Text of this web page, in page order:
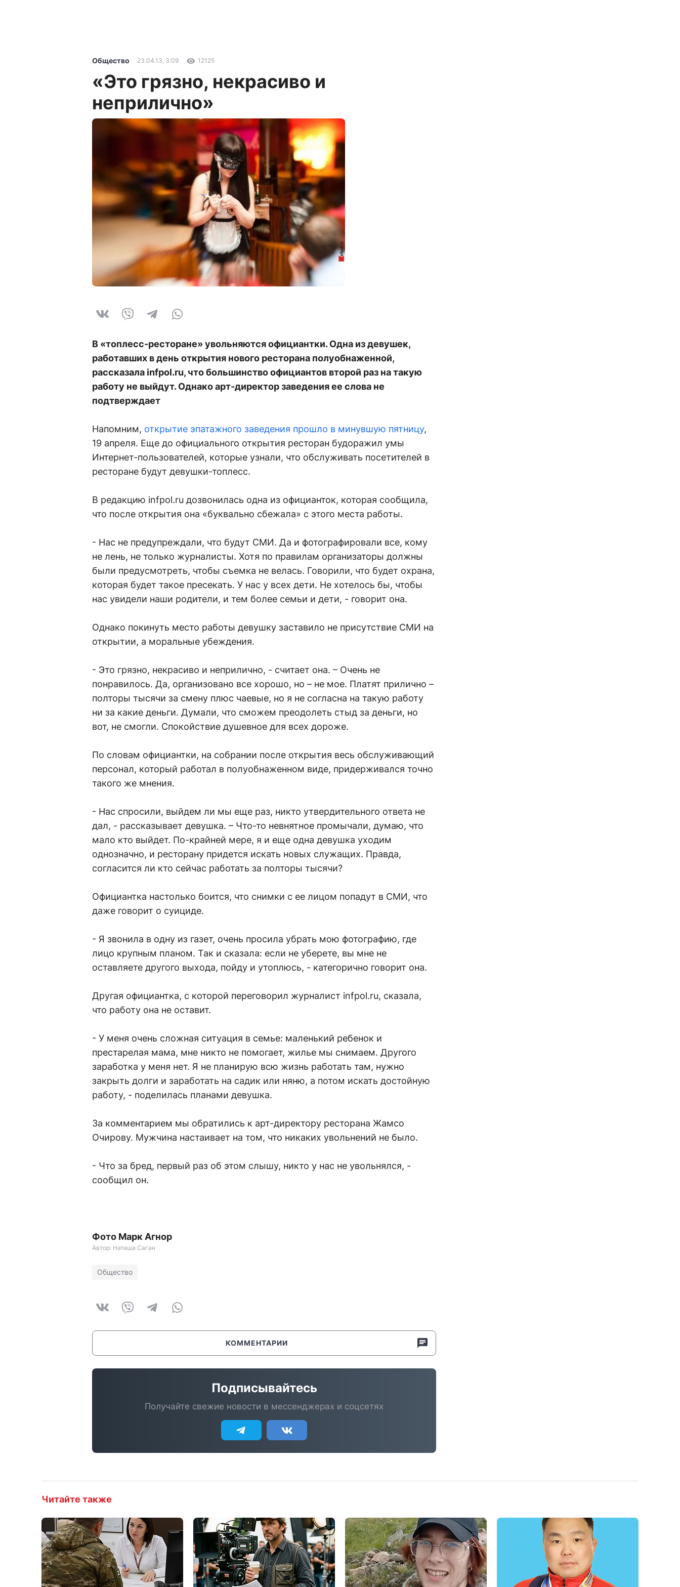
Общество 23.04.13, 3:09 12125
«Это грязно, некрасиво и
неприлично»
В «топлесс-ресторане» увольняются официантки. Одна из девушек,
работавших в день открытия нового ресторана полуобнаженной,
рассказала infpol.ru, что большинство официантов второй раз на такую
работу не выйдут. Однако арт-директор заведения ее слова не
подтверждает
Напомним, открытие эпатажного заведения прошло в минувшую пятницу,
19 апреля. Еще до официального открытия ресторан будоражил умы
Интернет-пользователей, которые узнали, что обслуживать посетителей в
ресторане будут девушки-топлесс.
В редакцию infpol.ru дозвонилась одна из официанток, которая сообщила,
что после открытия она «буквально сбежала» с этого места работы.
- Нас не предупреждали, что будут СМИ. Да и фотографировали все, кому
не лень, не только журналисты. Хотя по правилам организаторы должны
были предусмотреть, чтобы съемка не велась. Говорили, что будет охрана,
которая будет такое пресекать. У нас у всех дети. Не хотелось бы, чтобы
нас увидели наши родители, и тем более семьи и дети, - говорит она.
Однако покинуть место работы девушку заставило не присутствие СМИ на
открытии, а моральные убеждения.
- Это грязно, некрасиво и неприлично, - считает она. – Очень не
понравилось. Да, организовано все хорошо, но – не мое. Платят прилично –
полторы тысячи за смену плюс чаевые, но я не согласна на такую работу
ни за какие деньги. Думали, что сможем преодолеть стыд за деньги, но
вот, не смогли. Спокойствие душевное для всех дороже.
По словам официантки, на собрании после открытия весь обслуживающий
персонал, который работал в полуобнаженном виде, придерживался точно
такого же мнения.
- Нас спросили, выйдем ли мы еще раз, никто утвердительного ответа не
дал, - рассказывает девушка. – Что-то невнятное промычали, думаю, что
мало кто выйдет. По-крайней мере, я и еще одна девушка уходим
однозначно, и ресторану придется искать новых служащих. Правда,
согласится ли кто сейчас работать за полторы тысячи?
Официантка настолько боится, что снимки с ее лицом попадут в СМИ, что
даже говорит о суициде.
- Я звонила в одну из газет, очень просила убрать мою фотографию, где
лицо крупным планом. Так и сказала: если не уберете, вы мне не
оставляете другого выхода, пойду и утоплюсь, - категорично говорит она.
Другая официантка, с которой переговорил журналист infpol.ru, сказала,
что работу она не оставит.
- У меня очень сложная ситуация в семье: маленький ребенок и
престарелая мама, мне никто не помогает, жилье мы снимаем. Другого
заработка у меня нет. Я не планирую всю жизнь работать там, нужно
закрыть долги и заработать на садик или няню, а потом искать достойную
работу, - поделилась планами девушка.
За комментарием мы обратились к арт-директору ресторана Жамсо
Очирову. Мужчина настаивает на том, что никаких увольнений не было.
- Что за бред, первый раз об этом слышу, никто у нас не увольнялся, -
сообщил он.
Фото Марк Агнор
Автор: Наташа Саган
Общество
КОММЕНТАРИИ
Подписывайтесь
Получайте свежие новости в мессенджерах и соцсетях
Читайте также